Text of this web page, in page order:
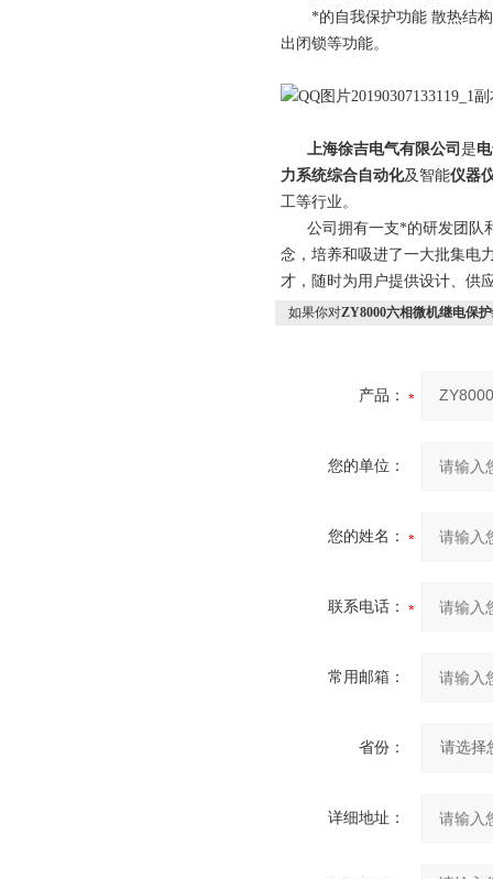
*的自我保护功能 散热结
出闭锁等功能。
上海徐吉电气有限公司 是
力系统综合自动化及智能仪器
工等行业。
公司拥有一支*的研发团队和
念，培养和吸进了一大批集电
才，随时为用户提供设计、供
如果你对ZY8000六相微机继电保
产品：
您的单位：
您的姓名：
联系电话：
常用邮箱：
省份：
详细地址：